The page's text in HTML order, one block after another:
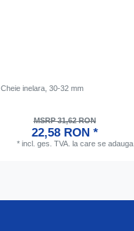
Cheie inelara, 30-32 mm
MSRP 31,62 RON
22,58 RON *
* incl. ges. TVA. la care se adauga.